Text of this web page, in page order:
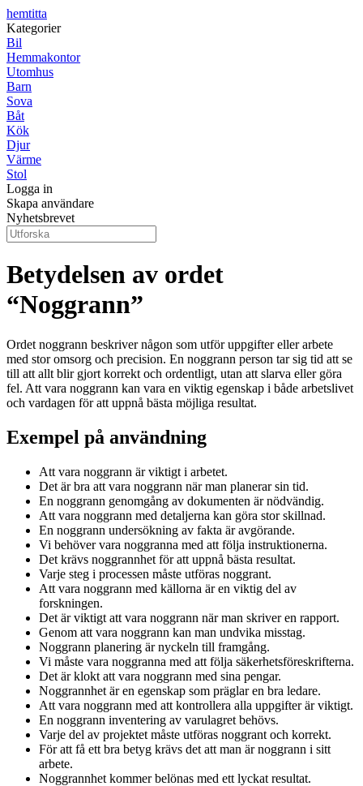
hemtitta
Kategorier
Bil
Hemmakontor
Utomhus
Barn
Sova
Båt
Kök
Djur
Värme
Stol
Logga in
Skapa användare
Nyhetsbrevet
Betydelsen av ordet
“Noggrann”
Ordet noggrann beskriver någon som utför uppgifter eller arbete
med stor omsorg och precision. En noggrann person tar sig tid att se
till att allt blir gjort korrekt och ordentligt, utan att slarva eller göra
fel. Att vara noggrann kan vara en viktig egenskap i både arbetslivet
och vardagen för att uppnå bästa möjliga resultat.
Exempel på användning
Att vara noggrann är viktigt i arbetet.
Det är bra att vara noggrann när man planerar sin tid.
En noggrann genomgång av dokumenten är nödvändig.
Att vara noggrann med detaljerna kan göra stor skillnad.
En noggrann undersökning av fakta är avgörande.
Vi behöver vara noggranna med att följa instruktionerna.
Det krävs noggrannhet för att uppnå bästa resultat.
Varje steg i processen måste utföras noggrant.
Att vara noggrann med källorna är en viktig del av
forskningen.
Det är viktigt att vara noggrann när man skriver en rapport.
Genom att vara noggrann kan man undvika misstag.
Noggrann planering är nyckeln till framgång.
Vi måste vara noggranna med att följa säkerhetsföreskrifterna.
Det är klokt att vara noggrann med sina pengar.
Noggrannhet är en egenskap som präglar en bra ledare.
Att vara noggrann med att kontrollera alla uppgifter är viktigt.
En noggrann inventering av varulagret behövs.
Varje del av projektet måste utföras noggrant och korrekt.
För att få ett bra betyg krävs det att man är noggrann i sitt
arbete.
Noggrannhet kommer belönas med ett lyckat resultat.